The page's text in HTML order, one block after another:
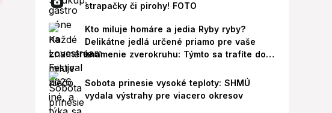
strapačky či pirohy! FOTO
Kto miluje homáre a jedia Ryby ryby?
Delikátne jedlá určené priamo pre vaše
znamenie zverokruhu: Týmto sa trafíte do
Sobota prinesie vysoké teploty: SHMÚ
vydala výstrahy pre viacero okresov